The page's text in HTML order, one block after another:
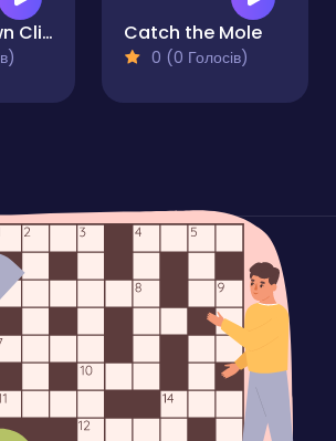
Idle Cat Town Clicker Catch the Mole
0 (0 Голосів)